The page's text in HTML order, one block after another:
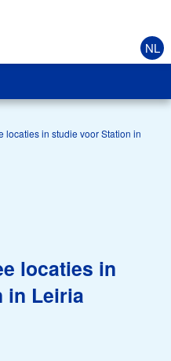
NL
locaties in studie voor Station in
locaties in
in Leiria